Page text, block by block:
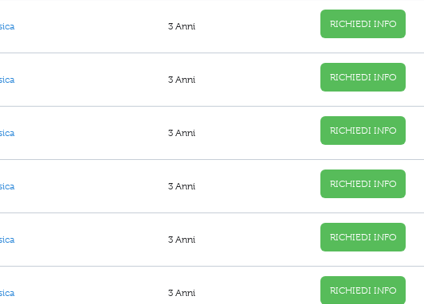
3 Anni RICHIEDI INFO
3 Anni RICHIEDI INFO
3 Anni RICHIEDI INFO
3 Anni RICHIEDI INFO
3 Anni RICHIEDI INFO
3 Anni RICHIEDI INFO